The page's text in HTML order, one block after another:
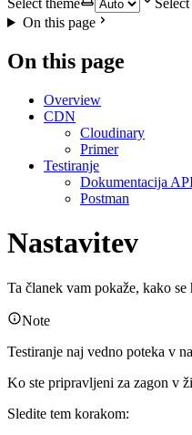
Select theme
On this page
On this page
Overview
CDN
Cloudinary
Primer
Testiranje
Dokumentacija
Postman
Nastavitev
Ta članek vam pokaže, kako
Note
Testiranje naj vedno poteka v
Ko ste pripravljeni za zagon v
Sledite tem korakom: